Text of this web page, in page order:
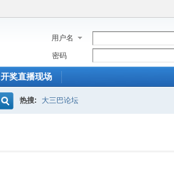
用户名
密码
开奖直播现场
热搜: 大三巴论坛